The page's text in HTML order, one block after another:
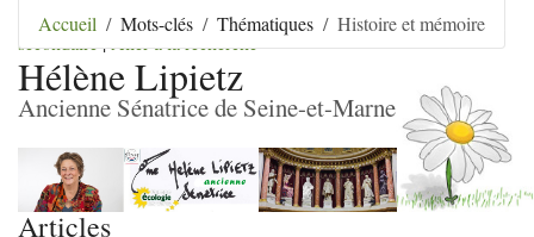
Aller au contenu | Aller au menu |Aller au menu
secondaire|Aller à la recherche
Hélène Lipietz
Ancienne Sénatrice de Seine-et-Marne
Accueil Mots-clés Thématiques Histoire et mémoire
Articles